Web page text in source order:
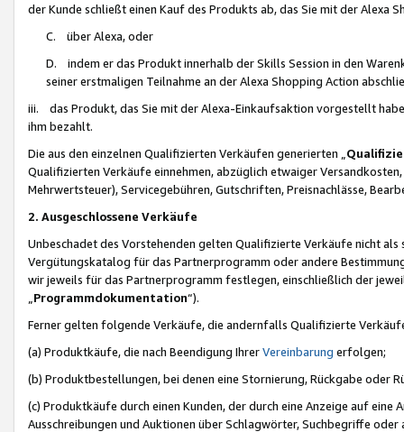
der Kunde schließt einen Kauf des Produkts ab, das Sie mit der Alexa
C. über Alexa, oder
D. indem er das Produkt innerhalb der Skills Session in den
seiner erstmaligen Teilnahme an der Alexa Shopping Action
iii. das Produkt, das Sie mit der Alexa-Einkaufsaktion vorgestellt
ihm bezahlt.
Die aus den einzelnen Qualifizierten Verkäufen generierten „
Qualifizierten Verkäufe einnehmen, abzüglich etwaiger
Mehrwertsteuer), Servicegebühren, Gutschriften, Preisnachlässe,
2. Ausgeschlossene Verkäufe
Unbeschadet des Vorstehenden gelten Qualifizierte Verkäufe nicht
Vergütungskatalog für das Partnerprogramm oder andere
wir jeweils für das Partnerprogramm festlegen, einschließlich der
Programmdokumentation“).
Ferner gelten folgende Verkäufe, die andernfalls Qualifizierte
(a) Produktkäufe, die nach Beendigung IhrerVereinbarung erfolgen;
(b) Produktbestellungen, bei denen eine Stornierung, Rückgabe oder
(c) Produktkäufe durch einen Kunden, der durch eine Anzeige auf
Ausschreibungen und Auktionen über Schlagwörter, Suchbegriffe